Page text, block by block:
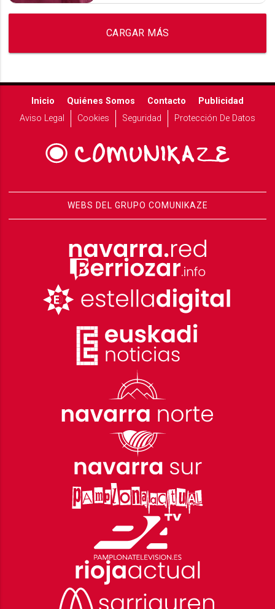
CARGAR MÁS
Inicio Quiénes Somos Contacto
Publicidad
Aviso Legal
Cookies Seguridad Protección De Datos
WEBS DEL GRUPO COMUNIKAZE